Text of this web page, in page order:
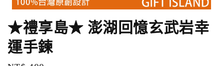
★禮享島★ 澎湖回憶玄武岩幸
運手鍊